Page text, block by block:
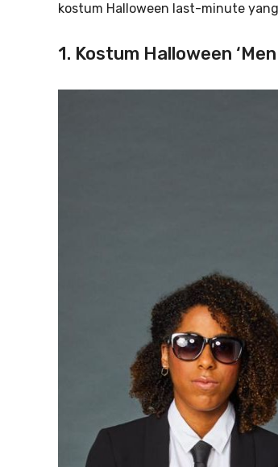
kostum Halloween last-minute
1. Kostum Halloween